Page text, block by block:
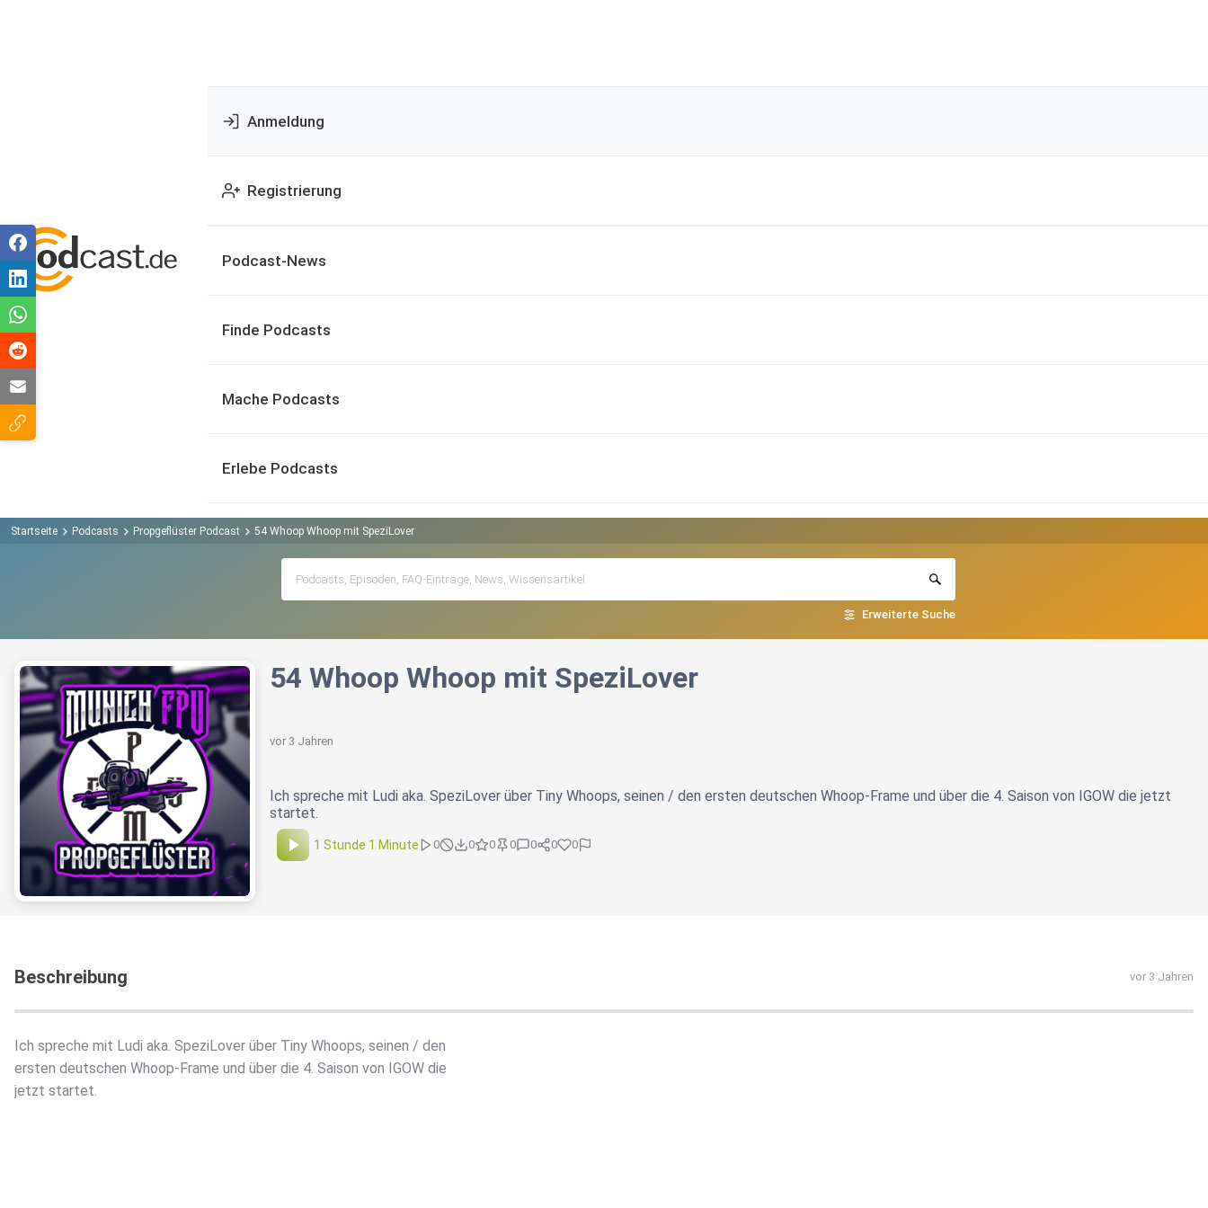
Anmeldung
Registrierung
Podcast-News
Finde Podcasts
Mache Podcasts
Erlebe Podcasts
Startseite Podcasts Propgeflüster Podcast 54 Whoop Whoop mit SpeziLover
Erweiterte Suche
54 Whoop Whoop mit SpeziLover
vor 3 Jahren
Ich spreche mit Ludi aka. SpeziLover über Tiny Whoops, seinen / den ersten deutschen Whoop-Frame und über die 4. Saison von IGOW die jetzt
startet.
1 Stunde 1 Minute 0 0 0 0 0 0 0
Beschreibung vor 3 Jahren
Ich spreche mit Ludi aka. SpeziLover über Tiny Whoops, seinen / den
ersten deutschen Whoop-Frame und über die 4. Saison von IGOW die
jetzt startet.